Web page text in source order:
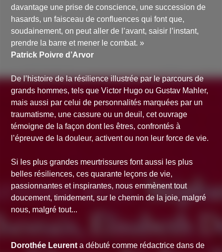
davantage une prise de conscience, une succession de
hasards, un faisceau de confluences qui font que,
soudainement, on peut aller de l’avant, saisir l’instant,
prendre la barre et mener le combat. »
Patrick Poivre d’Arvor
De l’histoire de la résilience illustrée par le parcours de
grands hommes, tels que Victor Hugo ou Gustav Mahler,
mais aussi par celui de personnalités marquées par un
traumatisme, une cassure ou un deuil, cet ouvrage
témoigne de la façon dont les êtres, confrontés à
l’épreuve de la douleur, activent ou non leur force de vie.
Si les plus grandes meurtrissures font aussi les plus
belles résiliences, ces quarante leçons de vie,
passionnantes et inspirantes, nous emmènent tout
doucement, timidement, sur le chemin de la joie, malgré
nous, malgré tout...
Dorothée Leurenta débuté comme rédactrice dans de